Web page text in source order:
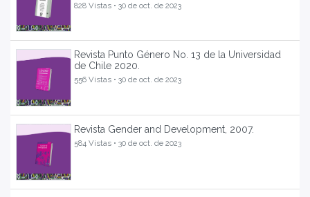
828 Vistas •30 de oct. de 2023
Revista Punto Género No. 13 de la Universidad
de Chile 2020.
556 Vistas •30 de oct. de 2023
Revista Gender and Development, 2007.
584 Vistas •30 de oct. de 2023